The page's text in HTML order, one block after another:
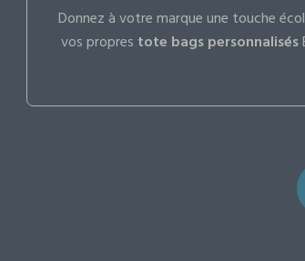
Donnez à votre marque une touche
vos propres tote bags personnalisés